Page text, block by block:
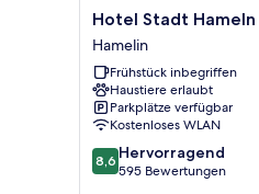
Hotel
Stadt
Hameln
Hamelin
Hotel Stadt Hameln
Hamelin
Frühstück inbegriffen
Haustiere erlaubt
Parkplätze verfügbar
Kostenloses WLAN
8.6
von
8,6 Hervorragend
595 Bewertungen